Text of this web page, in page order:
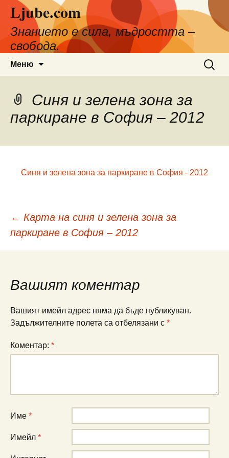
съдържанието
Ljube.com
Знанието е сила, мъдростта –
свобода.
Меню
за:
Синя и зелена зона за
паркиране в София – 2012
Синя и зелена зона за паркиране в София - 2012
Навигация
в
публикациите
← Карта на синя и зелена зона за
паркиране в София – 2012
Вашият коментар
Вашият имейл адрес няма да бъде публикуван.
Задължителните полета са отбелязани с *
Коментар: *
Име *
Имейл *